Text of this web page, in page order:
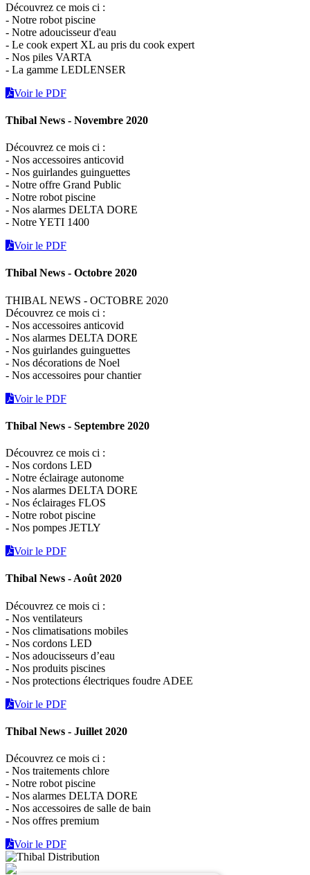
Découvrez ce mois ci :
- Notre robot piscine
- Notre adoucisseur d'eau
- Le cook expert XL au pris du cook expert
- Nos piles VARTA
- La gamme LEDLENSER
Voir le PDF
Thibal News - Novembre 2020
Découvrez ce mois ci :
- Nos accessoires anticovid
- Nos guirlandes guinguettes
- Notre offre Grand Public
- Notre robot piscine
- Nos alarmes DELTA DORE
- Notre YETI 1400
Voir le PDF
Thibal News - Octobre 2020
THIBAL NEWS - OCTOBRE 2020
Découvrez ce mois ci :
- Nos accessoires anticovid
- Nos alarmes DELTA DORE
- Nos guirlandes guinguettes
- Nos décorations de Noel
- Nos accessoires pour chantier
Voir le PDF
Thibal News - Septembre 2020
Découvrez ce mois ci :
- Nos cordons LED
- Notre éclairage autonome
- Nos alarmes DELTA DORE
- Nos éclairages FLOS
- Notre robot piscine
- Nos pompes JETLY
Voir le PDF
Thibal News - Août 2020
Découvrez ce mois ci :
- Nos ventilateurs
- Nos climatisations mobiles
- Nos cordons LED
- Nos adoucisseurs d’eau
- Nos produits piscines
- Nos protections électriques foudre ADEE
Voir le PDF
Thibal News - Juillet 2020
Découvrez ce mois ci :
- Nos traitements chlore
- Notre robot piscine
- Nos alarmes DELTA DORE
- Nos accessoires de salle de bain
- Nos offres premium
Voir le PDF